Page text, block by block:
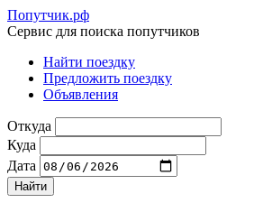
Попутчик.рф
Сервис для поиска попутчиков
Найти поездку
Предложить поездку
Объявления
Откуда
Куда
Дата